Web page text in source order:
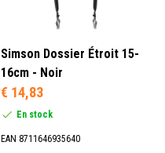
Simson Dossier Étroit 15-
16cm - Noir
€ 14,83
En stock
EAN 8711646935640